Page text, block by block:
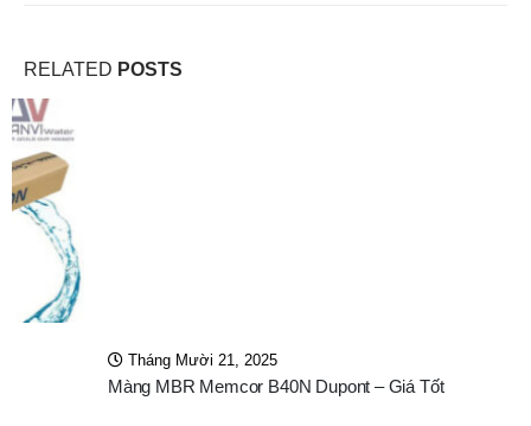
RELATED POSTS
Tháng Mười 21, 2025
Màng MBR Memcor B40N Dupont – Giá Tốt